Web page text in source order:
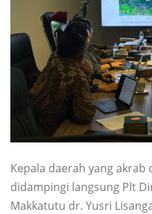
Kepala daerah yang
didampingi langsung Plt
Makkatutu dr. Yusri